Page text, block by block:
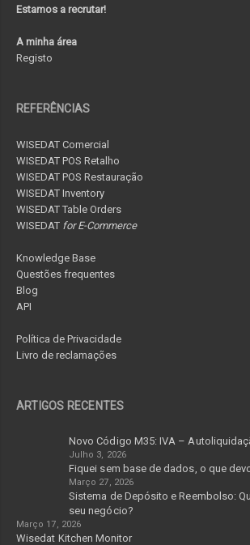
Estamos a recrutar!
A minha área
Registo
REFERÊNCIAS
WISEDAT Comercial
WISEDAT POS Retalho
WISEDAT POS Restauração
WISEDAT Inventory
WISEDAT Table Orders
WISEDAT for E-Commerce
Knowledge Base
Questões frequentes
Blog
API
Política de Privacidade
Livro de reclamações
ARTIGOS RECENTES
Novo Código M35: IVA –
Julho 3, 2026
Fiquei sem base de dados, o que
Março 27, 2026
Sistema de Depósito e Reembolso:
seu negócio?
Março 17, 2026
Wisedat Kitchen Monitor